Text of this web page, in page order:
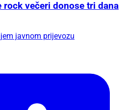
večeri donose tri dana
javnom prijevozu